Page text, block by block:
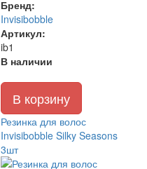
Бренд:
Invisibobble
Артикул:
ib1
В наличии
В корзину
Резинка для волос
Invisibobble Silky Seasons
3шт